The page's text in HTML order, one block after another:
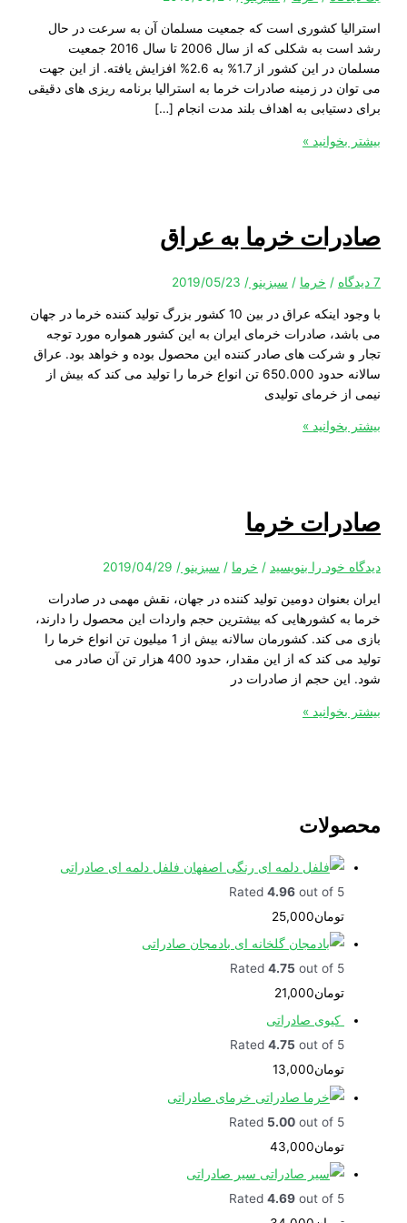
کشوری است که جمعیت مسلمان آن به سرعت در حال
رشد است به شکلی که از سال 2006 تا سال 2016 جمعیت
مسلمان در این کشور از 1.7% به 2.6% افزایش یافته. از این جهت
در زمینه صادرات خرما به استرالیا برنامه ریزی های دقیقی
به اهداف بلند مدت انجام […]
»
خرما به عراق
خرما/سبزینو/
2019/05/23
با وجود اینکه عراق در بین 10 کشور بزرگ تولید کننده خرما در جهان
صادرات خرمای ایران به این کشور همواره مورد توجه
شرکت های صادر کننده این محصول بوده و خواهد بود. عراق
سالانه حدود 650.000 تن انواع خرما را تولید می کند که بیش از
خرمای تولیدی
»
خرما
خود را بنویسید / خرما/سبزینو/
2019/04/29
دومین تولید کننده در جهان، نقش مهمی در صادرات
کشورهایی که بیشترین حجم واردات این محصول را دارند،
بازی می کند. کشورمان سالانه بیش از 1 میلیون تن انواع خرما را
تولید می کند که از این مقدار، حدود 400 هزار تن آن صادر می
حجم از صادرات در
»
فلفل دلمه ای صادراتی
Rated4.96
25,000
بادمجان صادراتی
Rated4.75
21,000
کیوی صادراتی
Rated4.75
13,000
خرمای صادراتی
Rated5.00
43,000
سیر صادراتی
Rated4.69